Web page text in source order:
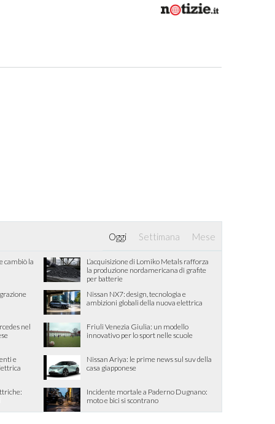
Oggi Settimana Mese
cambiò la
L’acquisizione di Lomiko Metals rafforza
la produzione nordamericana di grafite
per batterie
Nissan NX7: design, tecnologia e
ambizioni globali della nuova elettrica
nel
Friuli Venezia Giulia: un modello
innovativo per lo sport nelle scuole
e
Nissan Ariya: le prime news sul suv della
casa giapponese
Incidente mortale a Paderno Dugnano:
moto e bici si scontrano